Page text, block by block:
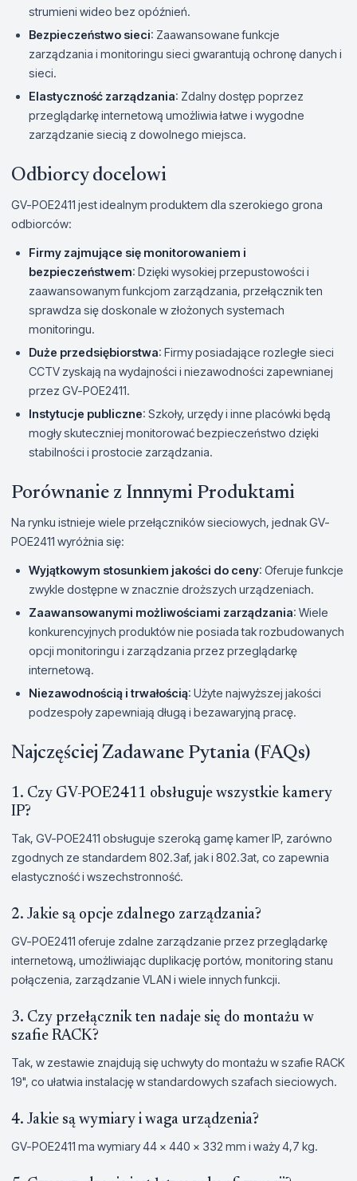
strumieni wideo bez opóźnień.
Bezpieczeństwo sieci: Zaawansowane funkcje
zarządzania i monitoringu sieci gwarantują ochronę danych i
sieci.
Elastyczność zarządzania: Zdalny dostęp poprzez
przeglądarkę internetową umożliwia łatwe i wygodne
zarządzanie siecią z dowolnego miejsca.
Odbiorcy docelowi
GV-POE2411 jest idealnym produktem dla szerokiego grona
odbiorców:
Firmy zajmujące się monitorowaniem i
bezpieczeństwem: Dzięki wysokiej przepustowości i
zaawansowanym funkcjom zarządzania, przełącznik ten
sprawdza się doskonale w złożonych systemach
monitoringu.
Duże przedsiębiorstwa: Firmy posiadające rozległe sieci
CCTV zyskają na wydajności i niezawodności zapewnianej
przez GV-POE2411.
Instytucje publiczne: Szkoły, urzędy i inne placówki będą
mogły skuteczniej monitorować bezpieczeństwo dzięki
stabilności i prostocie zarządzania.
Porównanie z Innnymi Produktami
Na rynku istnieje wiele przełączników sieciowych, jednak GV-
POE2411 wyróżnia się:
Wyjątkowym stosunkiem jakości do ceny: Oferuje funkcje
zwykle dostępne w znacznie droższych urządzeniach.
Zaawansowanymi możliwościami zarządzania: Wiele
konkurencyjnych produktów nie posiada tak rozbudowanych
opcji monitoringu i zarządzania przez przeglądarkę
internetową.
Niezawodnością i trwałością: Użyte najwyższej jakości
podzespoły zapewniają długą i bezawaryjną pracę.
Najczęściej Zadawane Pytania (FAQs)
1. Czy GV-POE2411 obsługuje wszystkie kamery
IP?
Tak, GV-POE2411 obsługuje szeroką gamę kamer IP, zarówno
zgodnych ze standardem 802.3af, jak i 802.3at, co zapewnia
elastyczność i wszechstronność.
2. Jakie są opcje zdalnego zarządzania?
GV-POE2411 oferuje zdalne zarządzanie przez przeglądarkę
internetową, umożliwiając duplikację portów, monitoring stanu
połączenia, zarządzanie VLAN i wiele innych funkcji.
3. Czy przełącznik ten nadaje się do montażu w
szafie RACK?
Tak, w zestawie znajdują się uchwyty do montażu w szafie RACK
19", co ułatwia instalację w standardowych szafach sieciowych.
4. Jakie są wymiary i waga urządzenia?
GV-POE2411 ma wymiary 44 x 440 x 332 mm i waży 4,7 kg.